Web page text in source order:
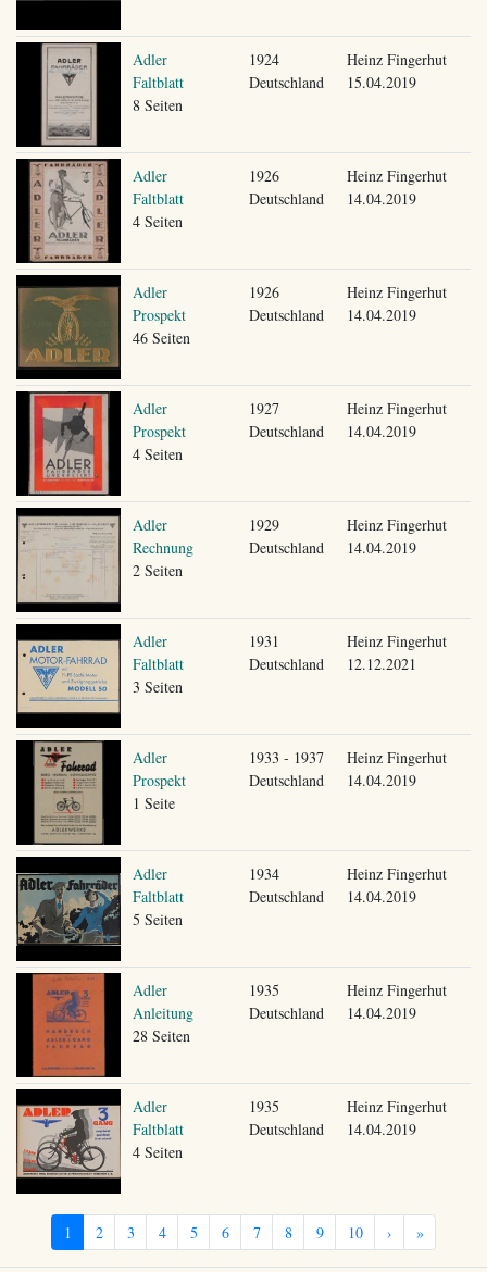
Adler
Faltblatt
8 Seiten
1924
Deutschland
Heinz Fingerhut
15.04.2019
Adler
Faltblatt
4 Seiten
1926
Deutschland
Heinz Fingerhut
14.04.2019
Adler
Prospekt
46 Seiten
1926
Deutschland
Heinz Fingerhut
14.04.2019
Adler
Prospekt
4 Seiten
1927
Deutschland
Heinz Fingerhut
14.04.2019
Adler
Rechnung
2 Seiten
1929
Deutschland
Heinz Fingerhut
14.04.2019
Adler
Faltblatt
3 Seiten
1931
Deutschland
Heinz Fingerhut
12.12.2021
Adler
Prospekt
1 Seite
1933 - 1937
Deutschland
Heinz Fingerhut
14.04.2019
Adler
Faltblatt
5 Seiten
1934
Deutschland
Heinz Fingerhut
14.04.2019
Adler
Anleitung
28 Seiten
1935
Deutschland
Heinz Fingerhut
14.04.2019
Adler
Faltblatt
4 Seiten
1935
Deutschland
Heinz Fingerhut
14.04.2019
1 2 3 4 5 6 7 8 9 10 › »